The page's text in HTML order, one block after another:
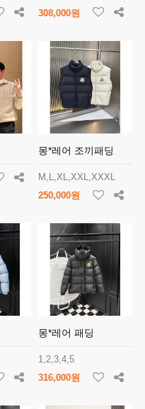
308,000원
몽*레어 조끼패딩
M,L,XL,XXL,XXXL
250,000원
몽*레어 패딩
1,2,3,4,5
316,000원